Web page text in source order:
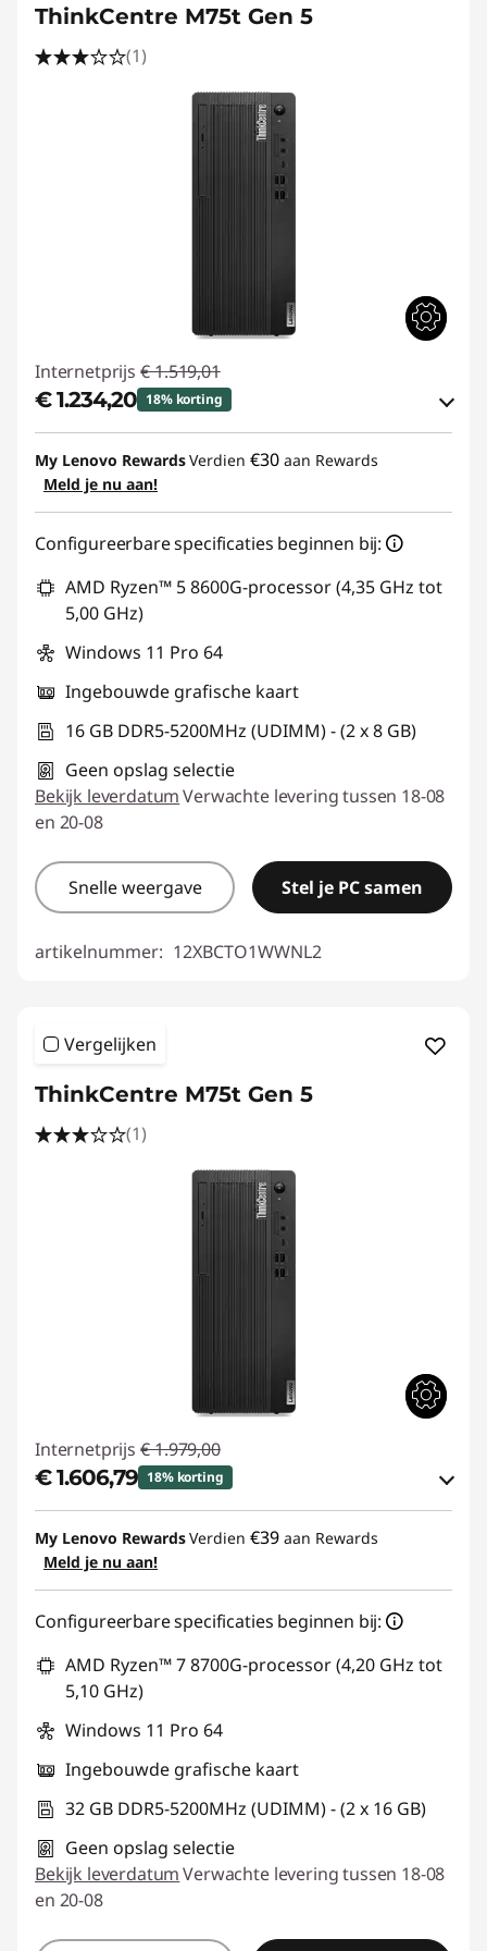
ThinkCentre M75t Gen 5
(1)
Internetprijs € 1.519,01
€ 1.234,20 18% korting
eCoupon-besparingen :-€ 284,81
eCoupon gebruiken :
My Lenovo RewardsVerdien €30 aan Rewards
Meld je nu aan!
Configureerbare specificaties beginnen bij:
AMD Ryzen™ 5 8600G-processor (4,35 GHz tot
5,00 GHz)
Windows 11 Pro 64
Ingebouwde grafische kaart
16 GB DDR5-5200MHz (UDIMM) - (2 x 8 GB)
Geen opslag selectie
Bekijk leverdatumVerwachte levering tussen 18-08
en 20-08
Snelle weergave Stel je PC samen
artikelnummer: 12XBCTO1WWNL2
Vergelijken
ThinkCentre M75t Gen 5
(1)
Internetprijs € 1.979,00
€ 1.606,79 18% korting
eCoupon-besparingen :-€ 372,21
eCoupon gebruiken :
My Lenovo RewardsVerdien €39 aan Rewards
Meld je nu aan!
Configureerbare specificaties beginnen bij:
AMD Ryzen™ 7 8700G-processor (4,20 GHz tot
5,10 GHz)
Windows 11 Pro 64
Ingebouwde grafische kaart
32 GB DDR5-5200MHz (UDIMM) - (2 x 16 GB)
Geen opslag selectie
Bekijk leverdatumVerwachte levering tussen 18-08
en 20-08